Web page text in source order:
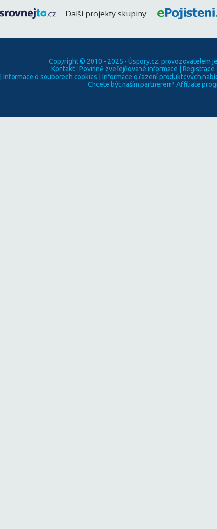
Další projekty skupiny:
Copyright © 2010 - 2025 - Úspory.cz, provozovatelem
Kontakt| Povinně zveřejňované informace
Registrace
Informace o souborech cookies
Informace o řazení produktových
Chcete být naším partnerem? Affiliate